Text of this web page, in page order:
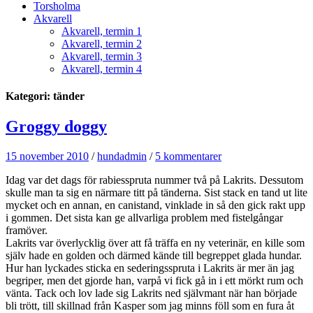
Torsholma
Akvarell
Akvarell, termin 1
Akvarell, termin 2
Akvarell, termin 3
Akvarell, termin 4
Kategori: tänder
Groggy doggy
15 november 2010 /hundadmin / 5 kommentarer
Idag var det dags för rabiesspruta nummer två på Lakrits. Dessutom
skulle man ta sig en närmare titt på tänderna. Sist stack en tand ut lite
mycket och en annan, en canistand, vinklade in så den gick rakt upp
i gommen. Det sista kan ge allvarliga problem med fistelgångar
framöver.
Lakrits var överlycklig över att få träffa en ny veterinär, en kille som
själv hade en golden och därmed kände till begreppet glada hundar.
Hur han lyckades sticka en sederingsspruta i Lakrits är mer än jag
begriper, men det gjorde han, varpå vi fick gå in i ett mörkt rum och
vänta. Tack och lov lade sig Lakrits ned självmant när han började
bli trött, till skillnad från Kasper som jag minns föll som en fura åt